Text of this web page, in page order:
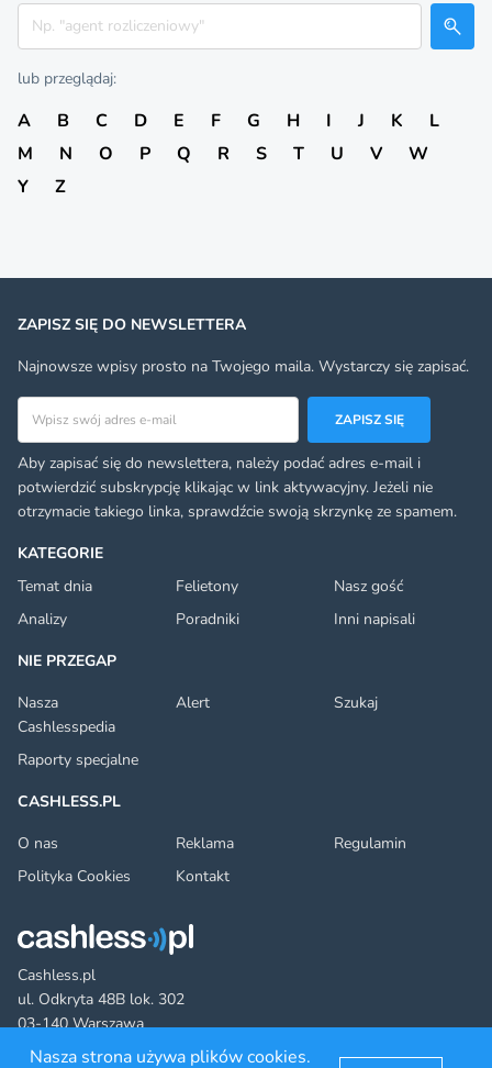
Szukaj
lub przeglądaj:
A B C D E F G H I J K
L
M
N O P Q R S T U V
W
Y
Z
Cashless.pl
ul. Odkryta 48B lok. 302
03-140 Warszawa
KATEGORIE
Temat dnia
Felietony
Nasz gość
Analizy
Poradniki
Inni napisali
NIE PRZEGAP
Nasza
Cashlesspedia
Alert Szukaj
Raporty specjalne
CASHLESS.PL
O nas
Reklama
Regulamin
Polityka Cookies
Kontakt
ZAPISZ SIĘ DO NEWSLETTERA
Najnowsze wpisy prosto na Twojego maila. Wystarczy się zapisać.
Adres email
ZAPISZ SIĘ
Aby zapisać się do newslettera, należy podać adres e-mail i
potwierdzić subskrypcję klikając w link aktywacyjny. Jeżeli nie
otrzymacie takiego linka, sprawdźcie swoją skrzynkę ze spamem.
Nasza strona używa plików cookies.